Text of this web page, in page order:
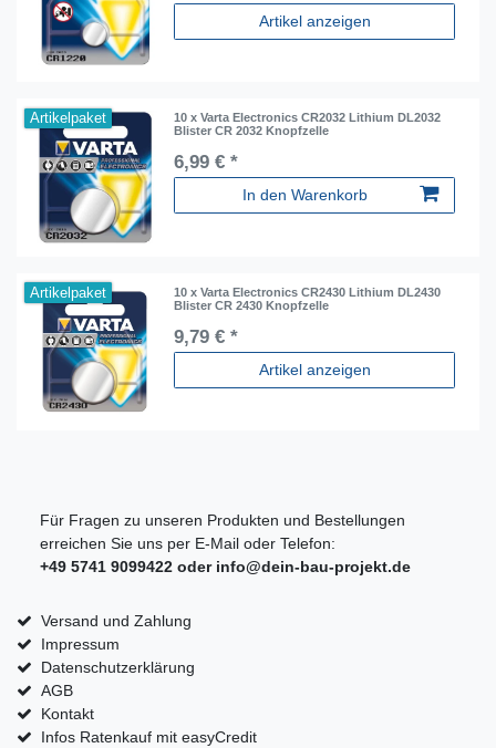
Artikel anzeigen
Artikelpaket
10 x Varta Electronics CR2032 Lithium DL2032
Blister CR 2032 Knopfzelle
6,99 € *
In den Warenkorb
Artikelpaket
10 x Varta Electronics CR2430 Lithium DL2430
Blister CR 2430 Knopfzelle
9,79 € *
Artikel anzeigen
Für Fragen zu unseren Produkten und Bestellungen
erreichen Sie uns per E-Mail oder Telefon:
+49 5741 9099422 oder info@dein-bau-projekt.de
Versand und Zahlung
Impressum
Datenschutzerklärung
AGB
Kontakt
Infos Ratenkauf mit easyCredit